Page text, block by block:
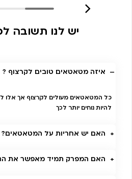
יש לנו תשובה
איזה מטאטאים טובים לקרצוף ?
כל המטאטאים מעולים לקרצוף אך אלו
להיות נוחים יותר לכך
האם יש אחריות על המטאטאים?
האם המפרק תמיד מאפשר את